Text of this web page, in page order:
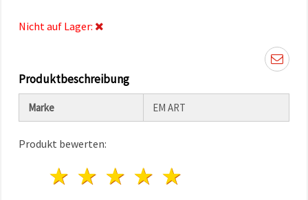
widerrufen.
Richtlinie
Alle
akzeptieren
Cookie-
Nicht auf Lager:
Produktbeschreibung
Marke EM ART
Produkt bewerten:
4 Sterne
3 Sterne
2 Sterne
1 Stern